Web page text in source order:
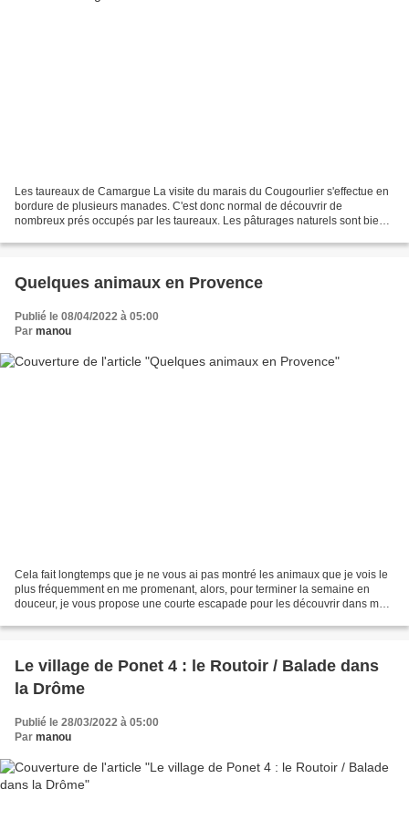
Les taureaux de Camargue La visite du marais du Cougourlier s'effectue en
bordure de plusieurs manades. C'est donc normal de découvrir de
nombreux prés occupés par les taureaux. Les pâturages naturels sont bien
Quelques animaux en Provence
Publié le 08/04/2022 à 05:00
Par manou
Cela fait longtemps que je ne vous ai pas montré les animaux que je vois le
plus fréquemment en me promenant, alors, pour terminer la semaine en
douceur, je vous propose une courte escapade pour les découvrir dans ma
Le village de Ponet 4 : le Routoir / Balade dans
la Drôme
Publié le 28/03/2022 à 05:00
Par manou